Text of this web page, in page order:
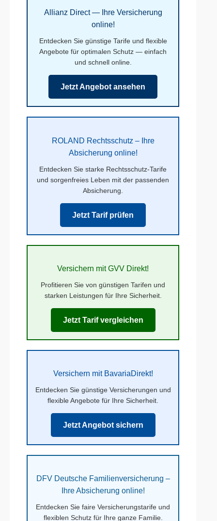
Allianz Direct — Ihre Versicherung
online!
Entdecken Sie günstige Tarife und flexible
Angebote für optimalen Schutz — einfach
und schnell online.
Jetzt Angebot ansehen
ROLAND Rechtsschutz – Ihre
Absicherung online!
Entdecken Sie starke Rechtsschutz-Tarife
und sorgenfreies Leben mit der passenden
Absicherung.
Jetzt Tarif prüfen
Versichern mit GVV Direkt!
Profitieren Sie von günstigen Tarifen und
starken Leistungen für Ihre Sicherheit.
Jetzt Tarif vergleichen
Versichern mit BavariaDirekt!
Entdecken Sie günstige Versicherungen und
flexible Angebote für Ihre Sicherheit.
Jetzt Angebot sichern
DFV Deutsche Familienversicherung –
Ihre Absicherung online!
Entdecken Sie faire Versicherungstarife und
flexiblen Schutz für Ihre ganze Familie.